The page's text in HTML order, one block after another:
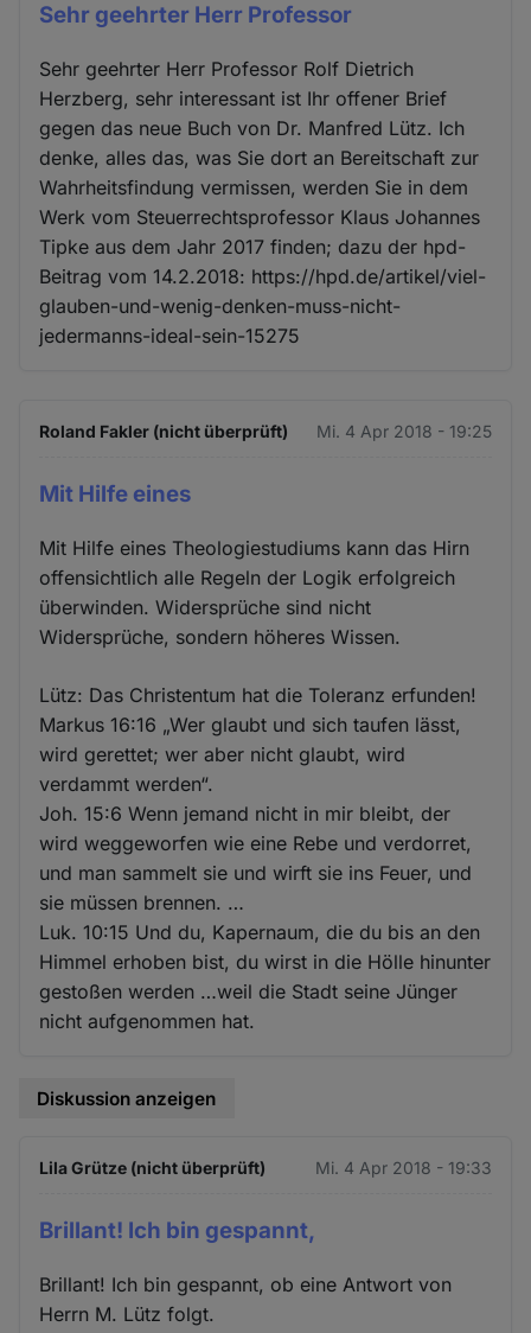
Sehr geehrter Herr Professor
Sehr geehrter Herr Professor Rolf Dietrich
Herzberg, sehr interessant ist Ihr offener Brief
gegen das neue Buch von Dr. Manfred Lütz. Ich
denke, alles das, was Sie dort an Bereitschaft zur
Wahrheitsfindung vermissen, werden Sie in dem
Werk vom Steuerrechtsprofessor Klaus Johannes
Tipke aus dem Jahr 2017 finden; dazu der hpd-
Beitrag vom 14.2.2018: https://hpd.de/artikel/viel-
glauben-und-wenig-denken-muss-nicht-
jedermanns-ideal-sein-15275
Roland Fakler (nicht überprüft) Mi. 4 Apr 2018 - 19:25
Mit Hilfe eines
Mit Hilfe eines Theologiestudiums kann das Hirn
offensichtlich alle Regeln der Logik erfolgreich
überwinden. Widersprüche sind nicht
Widersprüche, sondern höheres Wissen.
Lütz: Das Christentum hat die Toleranz erfunden!
Markus 16:16 „Wer glaubt und sich taufen lässt,
wird gerettet; wer aber nicht glaubt, wird
verdammt werden“.
Joh. 15:6 Wenn jemand nicht in mir bleibt, der
wird weggeworfen wie eine Rebe und verdorret,
und man sammelt sie und wirft sie ins Feuer, und
sie müssen brennen. …
Luk. 10:15 Und du, Kapernaum, die du bis an den
Himmel erhoben bist, du wirst in die Hölle hinunter
gestoßen werden …weil die Stadt seine Jünger
nicht aufgenommen hat.
Diskussion anzeigen
Lila Grütze (nicht überprüft) Mi. 4 Apr 2018 - 19:33
Brillant! Ich bin gespannt,
Brillant! Ich bin gespannt, ob eine Antwort von
Herrn M. Lütz folgt.